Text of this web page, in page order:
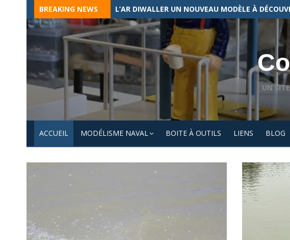
Skip
to
content
BREAKING NEWS L’AR DIWALLER UN NOUVEAU MODÈLE À
UN
ACCUEIL MODÉLISME NAVAL BOITE À OUTILS LIENS BLOG